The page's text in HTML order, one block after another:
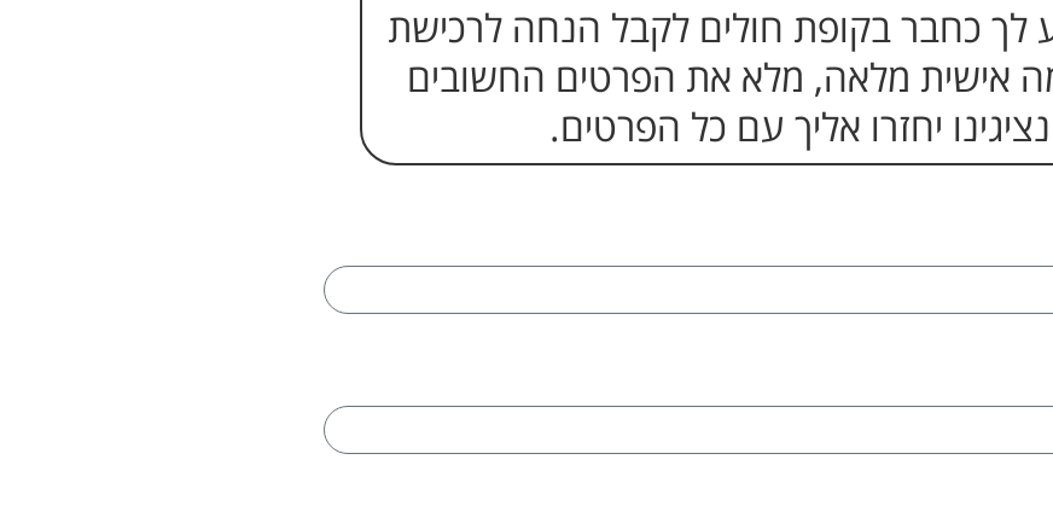
לך כחבר בקופת חולים לקבל הנחה לרכישת
אישית מלאה, מלא את הפרטים החשובים
יחזרו אליך עם כל הפרטים.